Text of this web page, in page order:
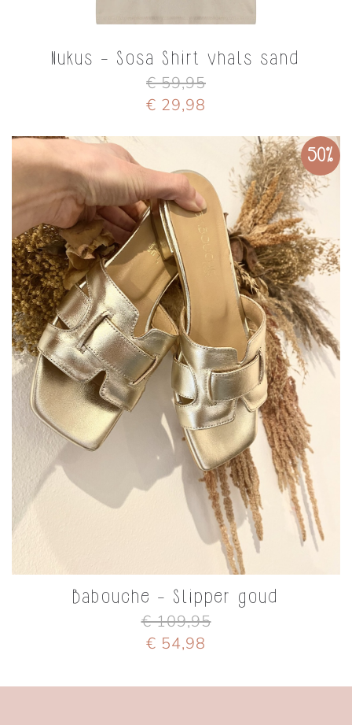
Nukus - Sosa Shirt vhals sand
€ 59,95
€ 29,98
50%
Babouche - Slipper goud
€ 109,95
€ 54,98